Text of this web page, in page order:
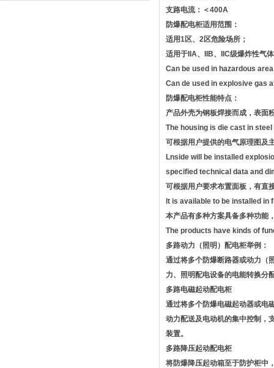
支路电流：＜400A
防爆配电柜适用范围：
适用1区、 2区危险场所；
适用于IIA、IIB、IIC级爆炸性气
Can be used in hazardous
Can de used in explosive gas
防爆配电柜性能特点：
产品外壳为钢板焊接而成，表面
The housing is die cast in
可根据用户提供的电气原理图及
Lnside will be installed
specified technical data and
可根据用户要求布置面板，有直
lt is available to be installed
本产品有多种方案具备多种功能
The products have kinds of
多路动力（照明）配电柜举例：
通过将多个防爆断路器或动力（
力、照明配电设备的电能转换分
多路电磁起动配电柜
通过将多个防爆电磁起动器或电
动力配送及电动机的集中控制，
装置。
多路降压起动配电柜
将防爆降压起动箱至于防护柜中